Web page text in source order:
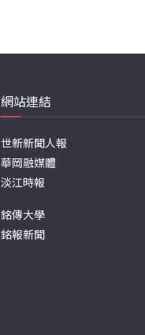
網站連結
世新新聞人報
華岡融媒體
淡江時報
銘傳大學
銘報新聞